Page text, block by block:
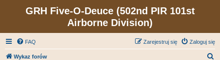
GRH Five-O-Deuce (502nd PIR 101st
Airborne Division)
FAQ Zaloguj się
Zarejestruj się
Wykaz forów